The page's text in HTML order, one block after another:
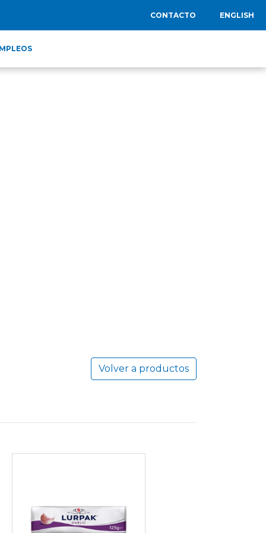
CONTACTO ENGLISH
Volver a productos